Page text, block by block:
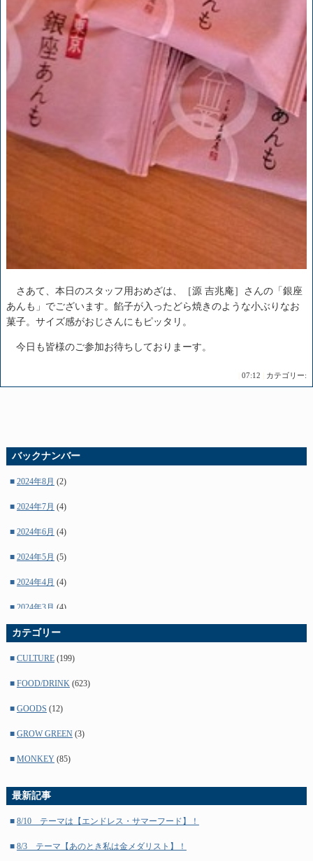
さあて、本日のスタッフ用おめざは、［源 吉兆庵］さんの「銀座
あんも」でございます。餡子が入ったどら焼きのような小ぶりなお
菓子。サイズ感がおじさんにもピッタリ。
今日も皆様のご参加お待ちしておりまーす。
07:12 カテゴリー:
バックナンバー
■ 2024年8月 (2)
■ 2024年7月 (4)
■ 2024年6月 (4)
■ 2024年5月 (5)
■ 2024年4月 (4)
■ 2024年3月 (4)
■2024年2月(5)
■ 2024年1月(4)
■ 2023年12月(4)
■ 2023年11月(5)
■ 2023年10月(4)
■ 2023年9月(5)
カテゴリー
■ CULTURE(199)
■ FOOD/DRINK(623)
■ GOODS (12)
■ GROW GREEN(3)
■ MONKEY(85)
最新記事
■ 8/10 テーマは【エンドレス・サマーフード】！
■ 8/3 テーマ【あのとき私は金メダリスト】！